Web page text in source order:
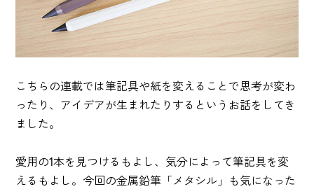
こちらの連載では筆記具や紙を変えることで思考が変わ
ったり、アイデアが生まれたりするというお話をしてき
ました。
愛用の1本を見つけるもよし、気分によって筆記具を変
えるもよし。今回の金属鉛筆「メタシル」も気になった